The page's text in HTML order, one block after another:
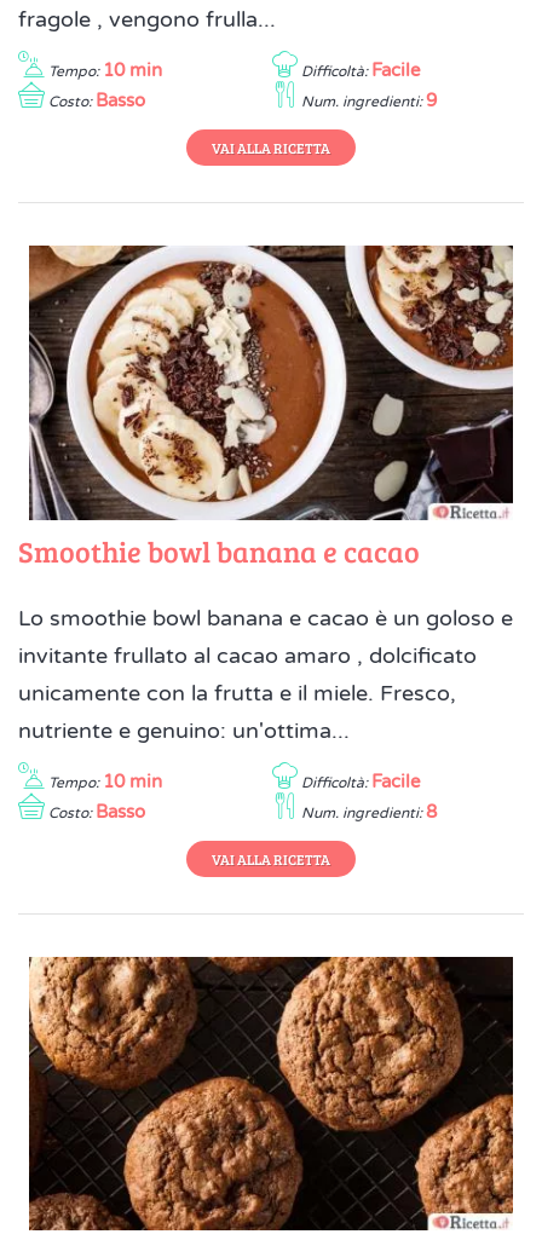
fragole , vengono frulla...
Tempo: 10 min Difficoltà: Facile
Costo: Basso Num. ingredienti: 9
VAI ALLA RICETTA
Smoothie bowl banana e cacao
Lo smoothie bowl banana e cacao è un goloso e
invitante frullato al cacao amaro , dolcificato
unicamente con la frutta e il miele. Fresco,
nutriente e genuino: un'ottima...
Tempo: 10 min Difficoltà: Facile
Costo: Basso Num. ingredienti: 8
VAI ALLA RICETTA